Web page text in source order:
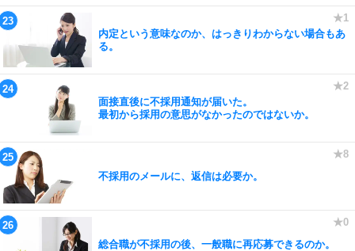
内定という意味なのか、はっきりわからない場合もあ
る。
面接直後に不採用通知が届いた。
最初から採用の意思がなかったのではないか。
不採用のメールに、返信は必要か。
総合職が不採用の後、一般職に再応募できるのか。